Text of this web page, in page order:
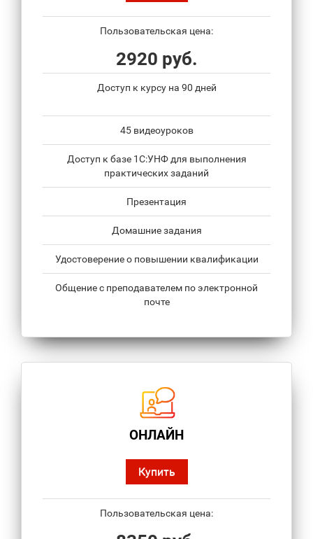
Пользовательская цена:
2920 руб.
Доступ к курсу на 90 дней
45 видеоуроков
Доступ к базе 1С:УНФ для выполнения
практических заданий
Презентация
Домашние задания
Удостоверение о повышении квалификации
Общение с преподавателем по электронной
почте
ОНЛАЙН
Купить
Пользовательская цена: